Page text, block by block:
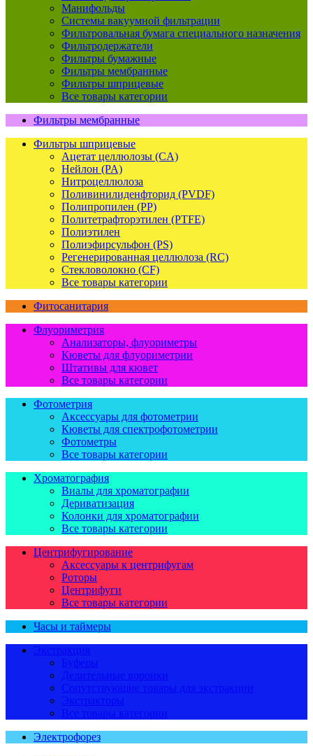
Манифольды
Системы вакуумной фильтрации
Фильтровальная бумага специального назначения
Фильтродержатели
Фильтры бумажные
Фильтры мембранные
Фильтры шприцевые
Все товары категории
Фильтры мембранные
Фильтры шприцевые
Ацетат целлюлозы (CA)
Нейлон (PA)
Нитроцеллюлоза
Поливинилиденфторид (PVDF)
Полипропилен (PP)
Политетрафторэтилен (PTFE)
Полиэтилен
Полиэфирсульфон (PS)
Регенерированная целлюлоза (RC)
Стекловолокно (CF)
Все товары категории
Фитосанитария
Флуориметрия
Анализаторы, флуориметры
Кюветы для флуориметрии
Штативы для кювет
Все товары категории
Фотометрия
Аксессуары для фотометрии
Кюветы для спектрофотометрии
Фотометры
Все товары категории
Хроматография
Виалы для хроматографии
Дериватизация
Колонки для хроматографии
Все товары категории
Центрифугирование
Аксессуары к центрифугам
Роторы
Центрифуги
Все товары категории
Часы и таймеры
Экстракция
Буферы
Делительные воронки
Сопутствующие товары для экстракции
Экстракторы
Все товары категории
Электрофорез